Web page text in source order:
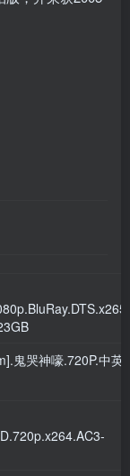
鬼哭神嚎.720P.中英